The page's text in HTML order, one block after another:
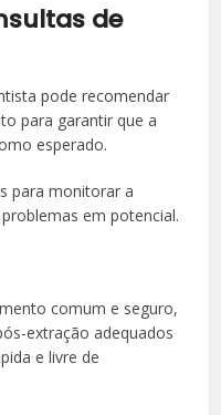
de
pode recomendar
para garantir que a
esperado.
para monitorar a
em potencial.
comum e seguro,
extração adequados
e livre de